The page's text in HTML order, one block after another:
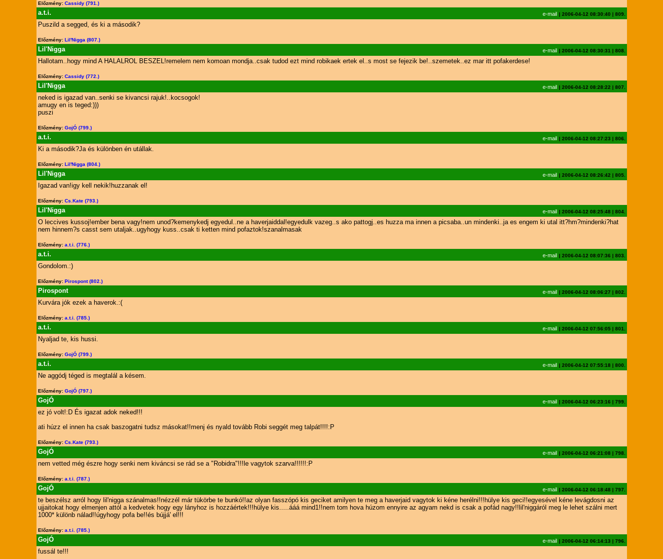
Előzmény: Cassidy (791.)
a.t.i. e-mail | 2006-04-12 08:30:40 | 809.
Puszild a segged, és ki a második?
Előzmény: Lil'Nigga (807.)
Lil'Nigga e-mail | 2006-04-12 08:30:31 | 808.
Hallotam..hogy mind A HALALROL BESZEL!remelem nem komoan mondja..csak tudod ezt mind robikaek ertek el..s most se fejezik be!..szemetek..ez mar itt pofakerdese!
Előzmény: Cassidy (772.)
Lil'Nigga e-mail | 2006-04-12 08:28:22 | 807.
neked is igazad van..senki se kivancsi rajuk!..kocsogok!
amugy en is teged:)))
puszi
Előzmény: GojÓ (799.)
a.t.i. e-mail | 2006-04-12 08:27:23 | 806.
Ki a második?Ja és különben én utállak.
Előzmény: Lil'Nigga (804.)
Lil'Nigga e-mail | 2006-04-12 08:26:42 | 805.
Igazad van!igy kell nekik!huzzanak el!
Előzmény: Cs.Kate (793.)
Lil'Nigga e-mail | 2006-04-12 08:25:48 | 804.
O leccives kussoj!ember bena vagy!nem unod?kemenykedj egyedul..ne a haverjaiddal!egyedulk vazeg..s ako pattogj..es huzza ma innen a picsaba..un mindenki..ja es engem ki utal itt?hm?mindenki?hat
nem hinnem?s casst sem utaljak..ugyhogy kuss..csak ti ketten mind pofaztok!szanalmasak
Előzmény: a.t.i. (776.)
a.t.i. e-mail | 2006-04-12 08:07:36 | 803.
Gondolom.:)
Előzmény: Pirospont (802.)
Pirospont e-mail | 2006-04-12 08:06:27 | 802.
Kurvára jók ezek a haverok.:(
Előzmény: a.t.i. (785.)
a.t.i. e-mail | 2006-04-12 07:56:05| 801.
Nyaljad te, kis hussi.
Előzmény: GojÓ (799.)
a.t.i. e-mail | 2006-04-12 07:55:18 | 800.
Ne aggódj téged is megtalál a késem.
Előzmény: GojÓ (797.)
GojÓ e-mail | 2006-04-12 06:23:16 | 799.
ez jó volt!:D És igazat adok neked!!!
ati húzz el innen ha csak baszogatni tudsz másokat!!menj és nyald tovább Robi seggét meg talpát!!!!:P
Előzmény: Cs.Kate (793.)
GojÓ e-mail | 2006-04-12 06:21:08 | 798.
nem vetted még észre hogy senki nem kiváncsi se rád se a "Robidra"!!!le vagytok szarva!!!!!!:P
Előzmény: a.t.i. (787.)
GojÓ e-mail | 2006-04-12 06:18:48 | 797.
te beszélsz arról hogy lil'nigga szánalmas!!nézzél már tükörbe te bunkó!!az olyan fasszópó kis geciket amilyen te meg a haverjaid vagytok ki kéne herélni!!!hülye kis geci!!egyesével kéne levágdosni az
ujjaitokat hogy elmenjen attól a kedvetek hogy egy lányhoz is hozzáértek!!!hülye kis.....ááá mind1!!nem tom hova húzom ennyire az agyam nekd is csak a pofád nagy!!lil'niggáról meg le lehet szálni mert
1000* különb nálad!!úgyhogy pofa be!!és bújjá' el!!!
Előzmény: a.t.i. (785.)
GojÓ e-mail | 2006-04-12 06:14:13 | 796.
fussál te!!!